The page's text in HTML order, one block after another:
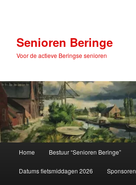
inhoudSenioren Beringe
Voor de actieve Beringse senioren
Home Bestuur “Senioren Beringe”
Datums fietsmiddagen 2026 Sponsoren